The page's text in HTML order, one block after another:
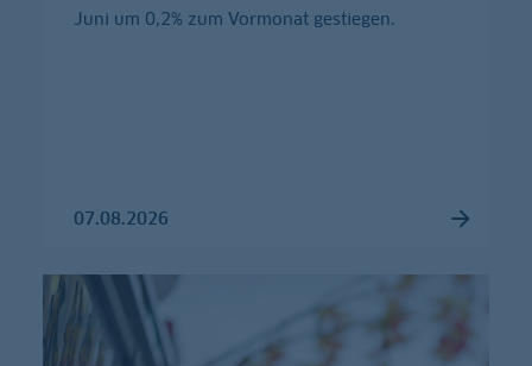
Juni um 0,2% zum Vormonat gestiegen.
07.08.2026